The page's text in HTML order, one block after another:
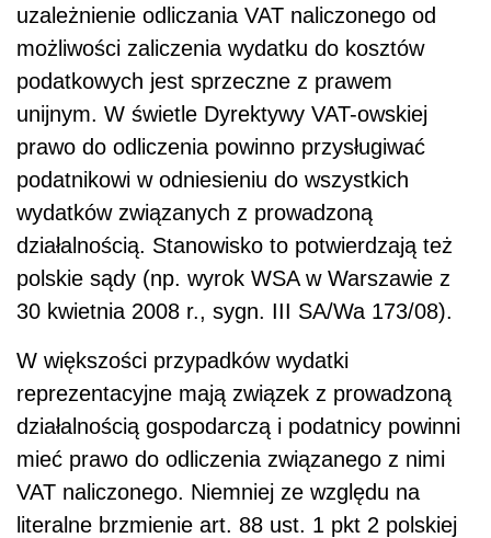
uzależnienie odliczania VAT naliczonego od
możliwości zaliczenia wydatku do kosztów
podatkowych jest sprzeczne z prawem
unijnym. W świetle Dyrektywy VAT-owskiej
prawo do odliczenia powinno przysługiwać
podatnikowi w odniesieniu do wszystkich
wydatków związanych z prowadzoną
działalnością. Stanowisko to potwierdzają też
polskie sądy (np. wyrok WSA w Warszawie z
30 kwietnia 2008 r., sygn. III SA/Wa 173/08).
W większości przypadków wydatki
reprezentacyjne mają związek z prowadzoną
działalnością gospodarczą i podatnicy powinni
mieć prawo do odliczenia związanego z nimi
VAT naliczonego. Niemniej ze względu na
literalne brzmienie art. 88 ust. 1 pkt 2 polskiej